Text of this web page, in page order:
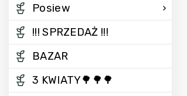
Posiew
!!! SPRZEDAŻ !!!
BAZAR
3 KWIATY🌳🌳🌳